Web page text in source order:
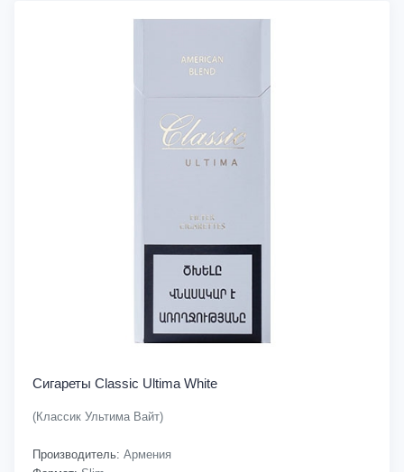
Сигареты Classic Ultima White
(Классик Ультима Вайт)
Производитель: Армения